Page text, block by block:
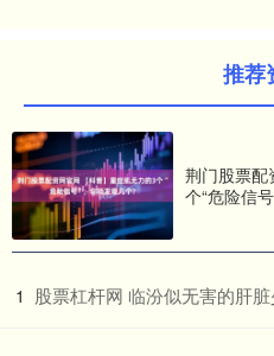
推荐
荆门股票配
个“危险信
1 股票杠杆网 临汾似无害的肝